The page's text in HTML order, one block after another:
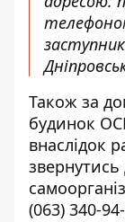
Також за
будинок
внаслідок
(063) 340-